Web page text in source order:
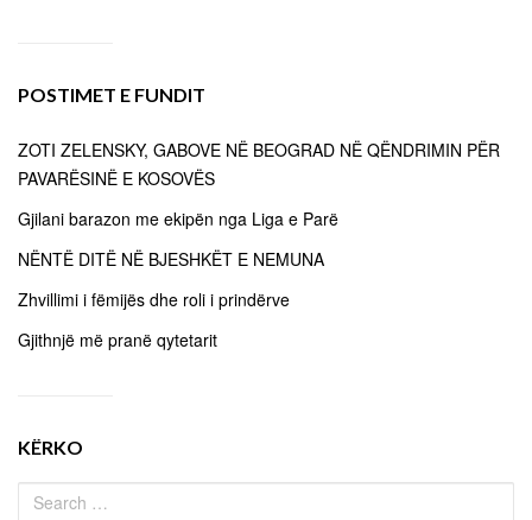
POSTIMET E FUNDIT
ZOTI ZELENSKY, GABOVE NË BEOGRAD NË QËNDRIMIN PËR
PAVARËSINË E KOSOVËS
Gjilani barazon me ekipën nga Liga e Parë
NËNTË DITË NË BJESHKËT E NEMUNA
Zhvillimi i fëmijës dhe roli i prindërve
Gjithnjë më pranë qytetarit
KËRKO